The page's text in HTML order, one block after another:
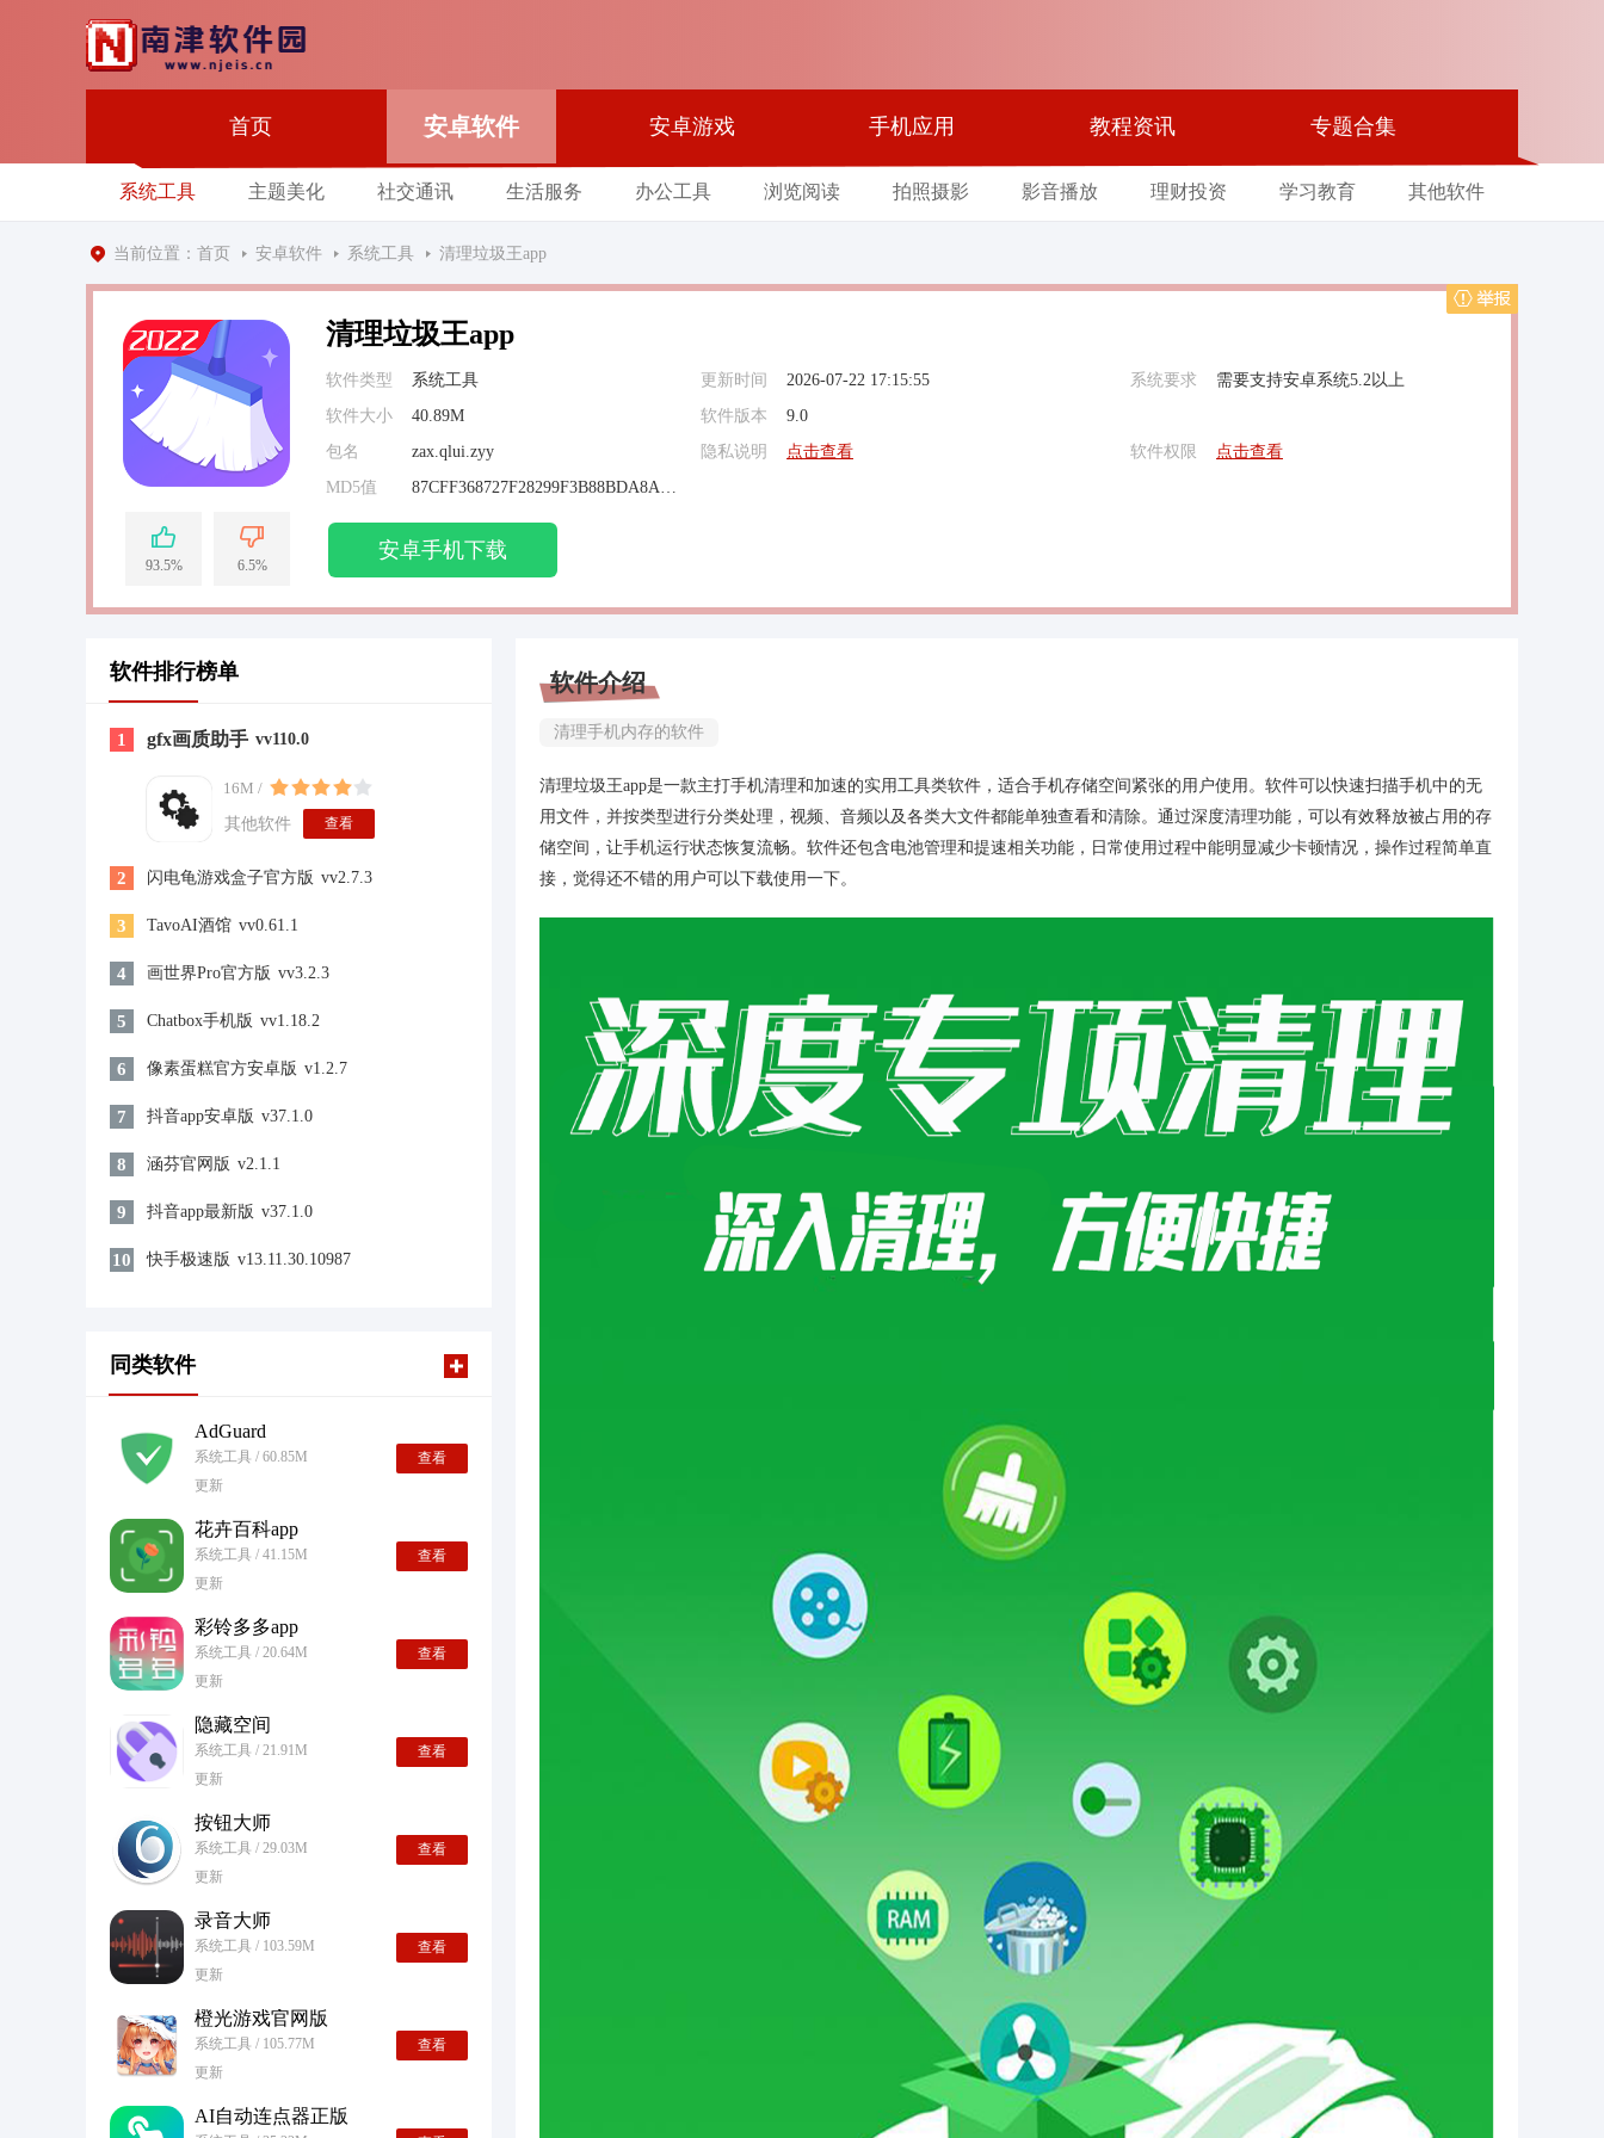
首页 安卓软件 安卓游戏 手机应用 教程资讯 专题合集
系统工具 主题美化 社交通讯 生活服务 办公工具 浏览阅读 拍照摄影 影音播放 理财投资 学习教育 其他软件
当前位置： 首页 安卓软件 系统工具 清理垃圾王app
93.5% 6.5%
清理垃圾王app
软件类型 系统工具 更新时间 2026-07-22 17:15:55 系统要求
需要支持安卓系统5.2以上
软件大小
40.89M 软件版本
9.0
包名
zax.qlui.zyy 隐私说明 点击查看 软件权限
点击查看
MD5值
87CFF368727F28299F3B88BDA8A1E7BE
安卓手机下载
举报
软件排行榜单
1 gfx画质助手 vv110.0
16M /
其他软件
查看
2 闪电龟游戏盒子官方版 vv2.7.3
3 TavoAI酒馆 vv0.61.1
4 画世界Pro官方版 vv3.2.3
5 Chatbox手机版 vv1.18.2
6 像素蛋糕官方安卓版 v1.2.7
7 抖音app安卓版 v37.1.0
8 涵芬官网版 v2.1.1
9 抖音app最新版 v37.1.0
10 快手极速版 v13.11.30.10987
同类软件
AdGuard
系统工具 / 60.85M
更新
查看
花卉百科app
系统工具 / 41.15M
更新
查看
彩铃多多app
系统工具 / 20.64M
更新
查看
隐藏空间
系统工具 / 21.91M
更新
查看
按钮大师
系统工具 / 29.03M
更新
查看
录音大师
系统工具 / 103.59M
更新
查看
橙光游戏官网版
系统工具 / 105.77M
更新
查看
AI自动连点器正版
软件介绍
清理手机内存的软件
清理垃圾王app是一款主打手机清理和加速的实用工具类软件，适合手机存储空间紧张的用户使用。软件可以快速扫描手机中的无
用文件，并按类型进行分类处理，视频、音频以及各类大文件都能单独查看和清除。通过深度清理功能，可以有效释放被占用的存
储空间，让手机运行状态恢复流畅。软件还包含电池管理和提速相关功能，日常使用过程中能明显减少卡顿情况，操作过程简单直
接，觉得还不错的用户可以下载使用一下。